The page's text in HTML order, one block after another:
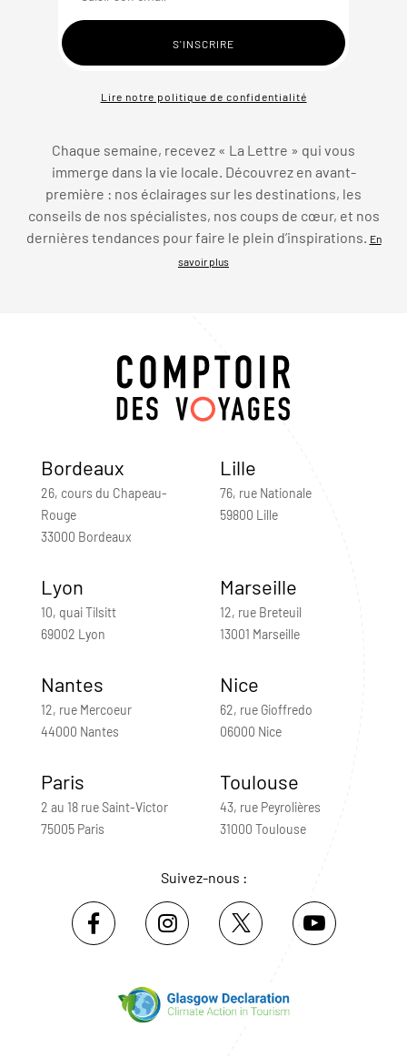
Lire notre politique de confidentialité
Chaque semaine, recevez « La Lettre » qui vous
immerge dans la vie locale. Découvrez en avant-
première : nos éclairages sur les destinations, les
conseils de nos spécialistes, nos coups de cœur, et nos
dernières tendances pour faire le plein d’inspirations. En
savoir plus
Bordeaux
26, cours du Chapeau-
Rouge
33000 Bordeaux
Lille
76, rue Nationale
59800 Lille
Lyon
10, quai Tilsitt
69002 Lyon
Marseille
12, rue Breteuil
13001 Marseille
Nantes
12, rue Mercoeur
44000 Nantes
Nice
62, rue Gioffredo
06000 Nice
Paris
2 au 18 rue Saint-Victor
75005 Paris
Toulouse
43, rue Peyrolières
31000 Toulouse
Suivez-nous :